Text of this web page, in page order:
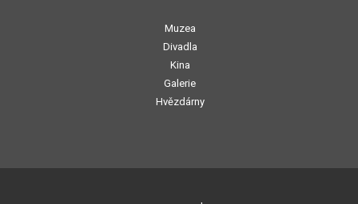
Muzea
Divadla
Kina
Galerie
Hvězdárny